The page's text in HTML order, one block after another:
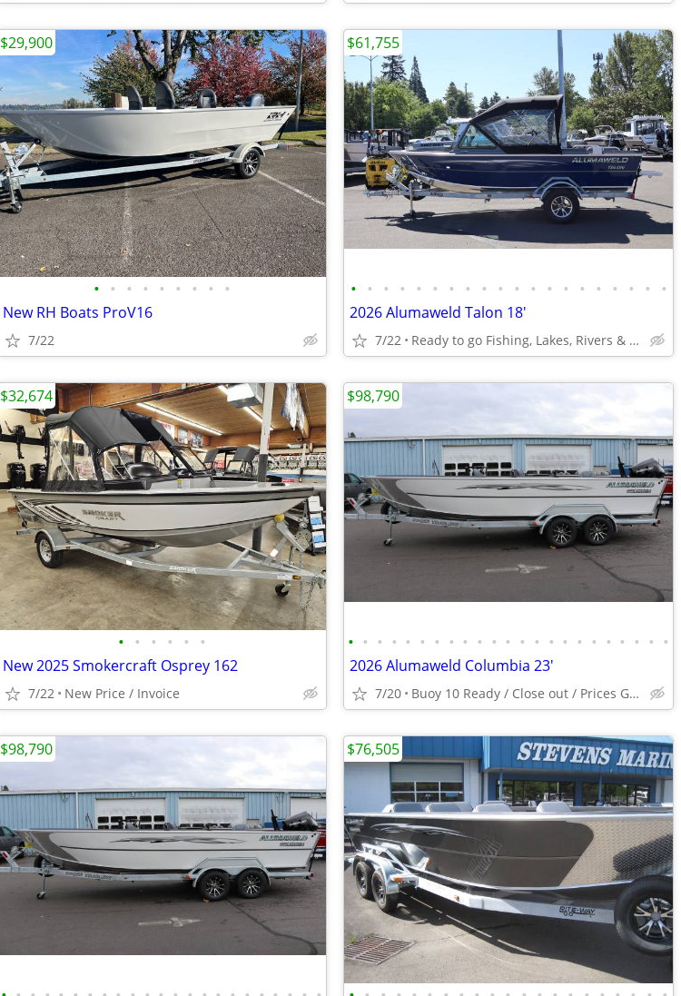
• • • • • • • • •
New RH Boats ProV16
7/22
$29,900
• • • • • • • • • • • • • • • • • • • •
2026 Alumaweld Talon 18'
7/22 Ready to go Fishing, Lakes, Rivers & Bays
$61,755
• • • • • •
New 2025 Smokercraft Osprey 162
7/22 New Price / Invoice
$32,674
• • • • • • • • • • • • • • • • • • • • • • •
2026 Alumaweld Columbia 23'
7/20 Buoy 10 Ready / Close out / Prices Going up
$98,790
$98,790 $76,505